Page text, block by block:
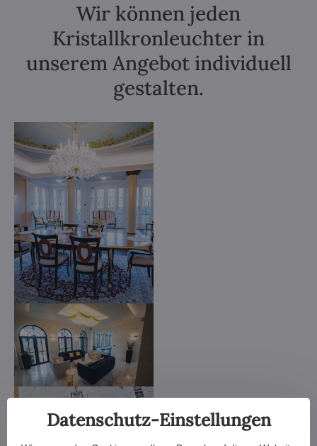
Wir können jeden
Kristallkronleuchter in
unserem Angebot individuell
gestalten.
Datenschutz-Einstellungen